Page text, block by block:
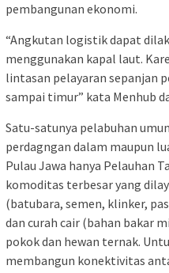
pembangunan ekonomi.
“Angkutan logistik dapat
menggunakan kapal laut.
lintasan pelayaran sepanjan
sampai timur” kata Menhub
Satu-satunya pelabuhan
perdagngan dalam maupun
Pulau Jawa hanya Pelauhan
komoditas terbesar yang
(batubara, semen, klinker,
dan curah cair (bahan bakar
pokok dan hewan ternak.
membangun konektivitas